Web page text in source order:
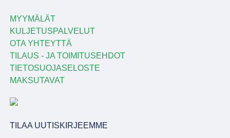
MYYMÄLÄT
KULJETUSPALVELUT
OTA YHTEYTTÄ
TILAUS - JA TOIMITUSEHDOT
TIETOSUOJASELOSTE
MAKSUTAVAT
TILAA UUTISKIRJEEMME